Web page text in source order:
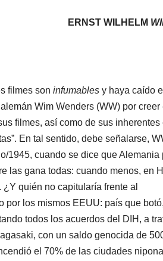
ERNST WILHELM
filmes son infumables y haya caído
Wim Wenders (WW) por creer
filmes, así como de sus
En tal sentido, debe señalarse,
1945, cuando se dice que Alemania
las gana todas: cuando menos, en
quién no capitularía frente al
por los mismos EEUU: país que
todos los acuerdos del DIH, a
con un saldo genocida de
el 70% de las ciudades